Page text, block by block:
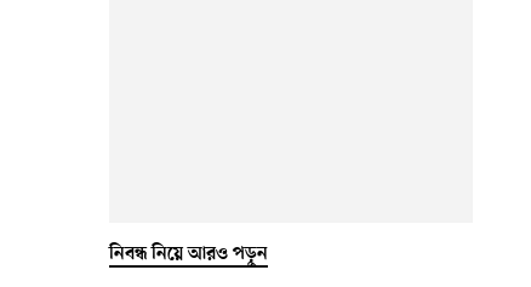
নিবন্ধ নিয়ে আরও পড়ুন